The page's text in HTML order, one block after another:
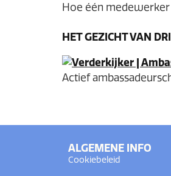
Hoe één
HET GEZICHT VAN
Actief
ALGEMENE INFO
Cookiebeleid